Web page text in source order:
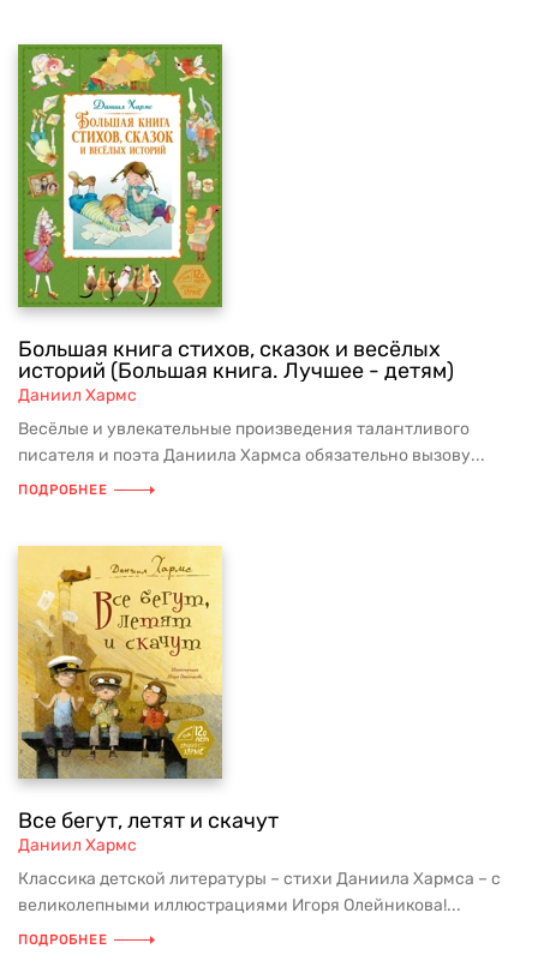
Большая книга стихов, сказок и весёлых
историй (Большая книга. Лучшее - детям)
Даниил Хармс
Весёлые и увлекательные произведения талантливого
писателя и поэта Даниила Хармса обязательно вызову...
ПОДРОБНЕЕ
Все бегут, летят и скачут
Даниил Хармс
Классика детской литературы – стихи Даниила Хармса – с
великолепными иллюстрациями Игоря Олейникова!...
ПОДРОБНЕЕ